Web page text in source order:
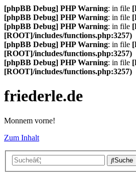
[phpBB Debug] PHP Warning: in file
[phpBB Debug] PHP Warning: in file
[phpBB Debug] PHP Warning: in file
[ROOT]/includes/functions.php:3257)
[phpBB Debug] PHP Warning: in file
[ROOT]/includes/functions.php:3257)
[phpBB Debug] PHP Warning: in file
[ROOT]/includes/functions.php:3257)
friederle.de
Monnem vorne!
Zum Inhalt
Suche